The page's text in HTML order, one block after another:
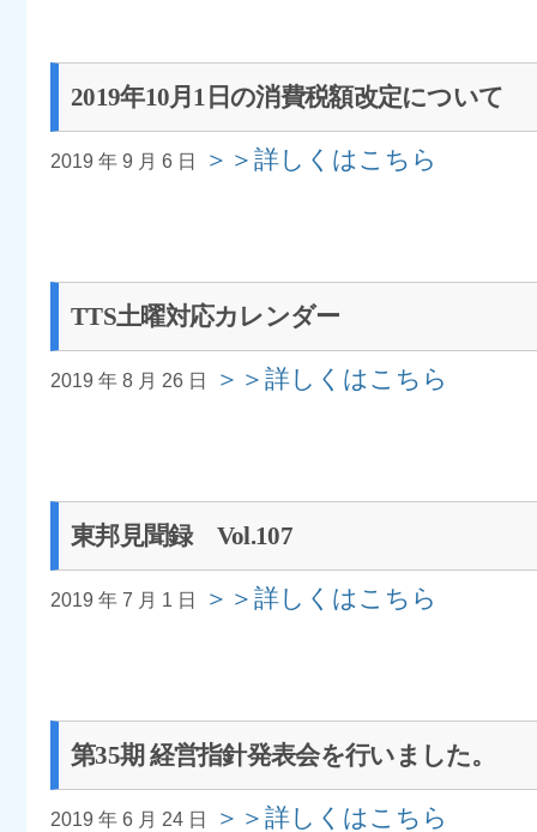
2019年10月1日の消費税額改定について
2019 年 9 月 6 日 ＞＞詳しくはこちら
TTS土曜対応カレンダー
2019 年 8 月 26 日 ＞＞詳しくはこちら
東邦見聞録 Vol.107
2019 年 7 月 1 日 ＞＞詳しくはこちら
第35期 経営指針発表会を行いました。
2019 年 6 月 24 日 ＞＞詳しくはこちら